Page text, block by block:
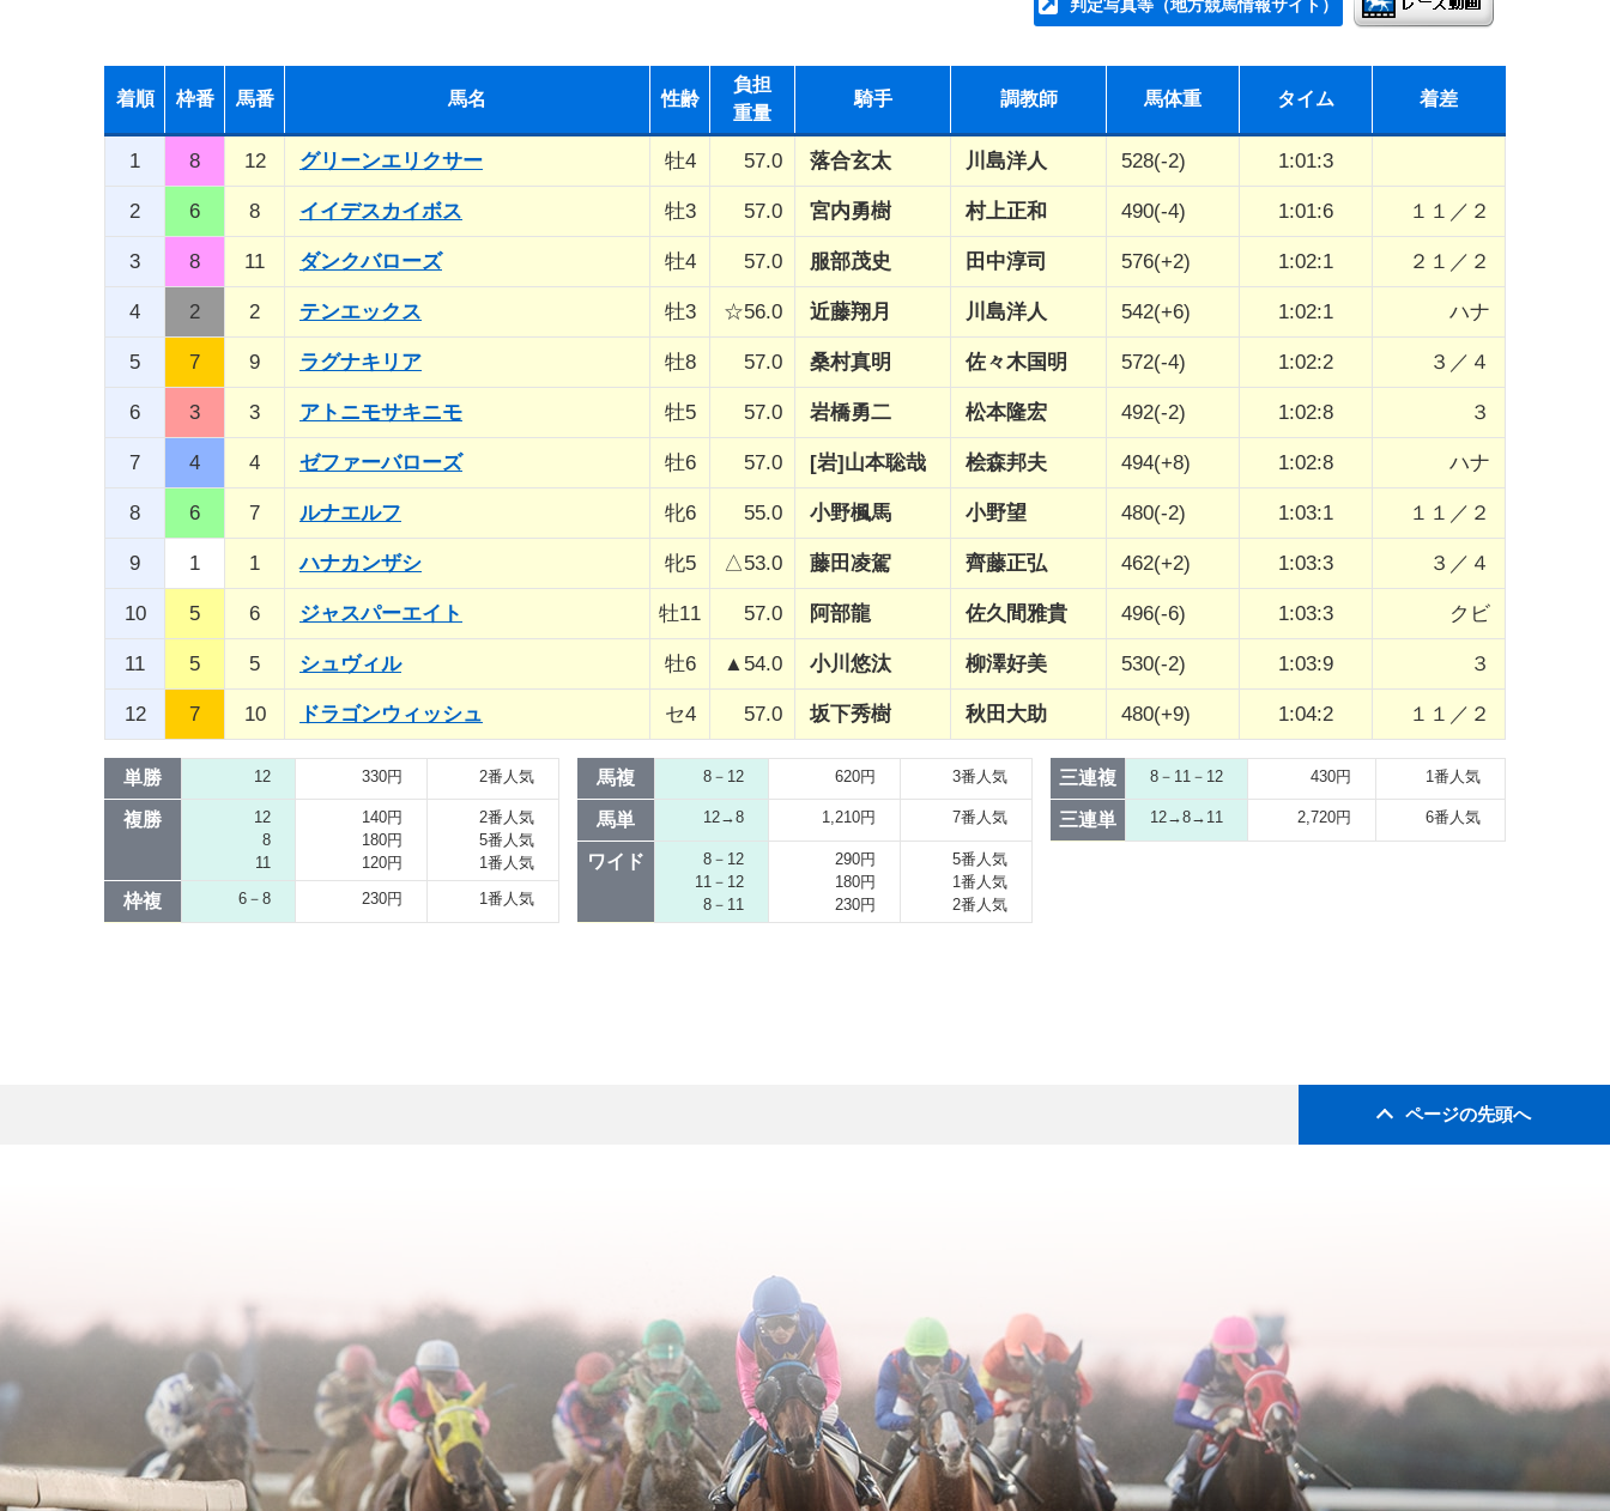
判定写真等（地方競馬情報サイト）
着順 枠番 馬番 馬名 性齢
負担
重量
騎手 調教師 馬体重 タイム 着差
1 8 12 グリーンエリクサー 牡4 57.0 落合玄太 川島洋人 528(-2) 1:01:3
2 6 8 イイデスカイボス 牡3 57.0 宮内勇樹 村上正和 490(-4) 1:01:6 １１／２
3 8 11 ダンクバローズ 牡4 57.0 服部茂史 田中淳司 576(+2) 1:02:1 ２１／２
4 2 2 テンエックス 牡3 ☆56.0 近藤翔月 川島洋人 542(+6) 1:02:1 ハナ
5 7 9 ラグナキリア 牡8 57.0 桑村真明 佐々木国明 572(-4) 1:02:2 ３／４
6 3 3 アトニモサキニモ 牡5 57.0 岩橋勇二 松本隆宏 492(-2) 1:02:8 ３
7 4 4 ゼファーバローズ 牡6 57.0 [岩]山本聡哉 桧森邦夫 494(+8) 1:02:8 ハナ
8 6 7 ルナエルフ 牝6 55.0 小野楓馬 小野望 480(-2) 1:03:1 １１／２
9 1 1 ハナカンザシ 牝5 △53.0 藤田凌駕 齊藤正弘 462(+2) 1:03:3 ３／４
10 5 6 ジャスパーエイト 牡11 57.0 阿部龍 佐久間雅貴 496(-6) 1:03:3 クビ
11 5 5 シュヴィル 牡6 ▲54.0 小川悠汰 柳澤好美 530(-2) 1:03:9 ３
12 7 10 ドラゴンウィッシュ セ4 57.0 坂下秀樹 秋田大助 480(+9) 1:04:2 １１／２
単勝 12 330円 2番人気
複勝
12
8
11
140円
180円
120円
2番人気
5番人気
1番人気
枠複 6－8 230円 1番人気
馬複 8－12 620円 3番人気
馬単 12→8 1,210円 7番人気
ワイド
8－12
11－12
8－11
290円
180円
230円
5番人気
1番人気
2番人気
三連複 8－11－12 430円 1番人気
三連単 12→8→11 2,720円 6番人気
ページの先頭へ